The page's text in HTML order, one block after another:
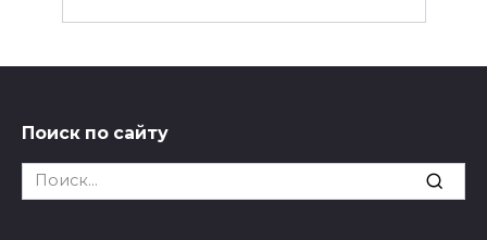
Поиск по сайту
Search
for: